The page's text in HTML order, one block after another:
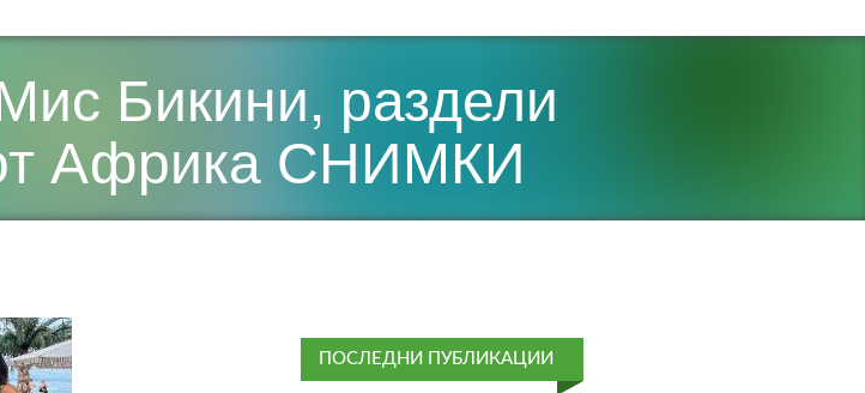
Бикини, раздели
Африка СНИМКИ
ПОСЛЕДНИ ПУБЛИКАЦИИ